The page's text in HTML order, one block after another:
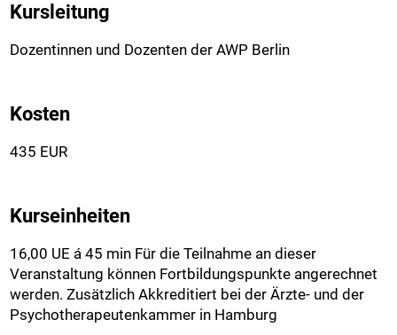
Kursleitung
Dozentinnen und Dozenten der AWP Berlin
Kosten
435 EUR
Kurseinheiten
16,00 UE á 45 min Für die Teilnahme an dieser
Veranstaltung können Fortbildungspunkte angerechnet
werden. Zusätzlich Akkreditiert bei der Ärzte- und der
Psychotherapeutenkammer in Hamburg